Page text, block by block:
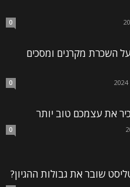
0
השכרת מקרנים ומסכים
0
את עצמכם טוב יותר
0
שובר את גבולות ההגיון?